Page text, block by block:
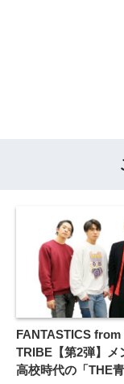
FANTASTICS from
TRIBE【第2弾】メ
高校時代の「THE